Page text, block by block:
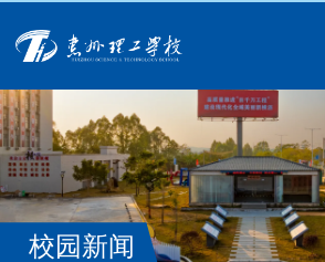
校园新闻